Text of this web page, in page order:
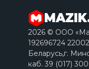
2026 © ООО
192696724
Беларусь,г.
каб. 39 (017)